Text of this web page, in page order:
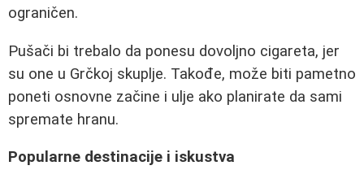
ograničen.
Pušači bi trebalo da ponesu dovoljno cigareta, jer
su one u Grčkoj skuplje. Takođe, može biti pametno
poneti osnovne začine i ulje ako planirate da sami
spremate hranu.
Popularne destinacije i iskustva